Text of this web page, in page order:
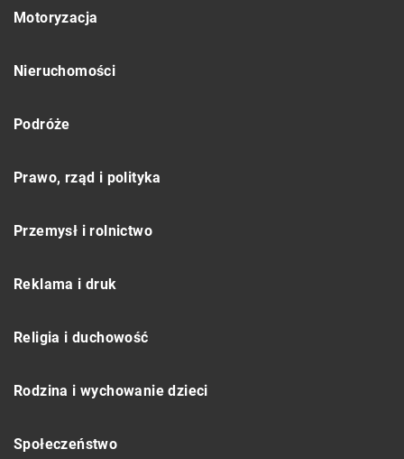
Motoryzacja
Nieruchomości
Podróże
Prawo, rząd i polityka
Przemysł i rolnictwo
Reklama i druk
Religia i duchowość
Rodzina i wychowanie dzieci
Społeczeństwo